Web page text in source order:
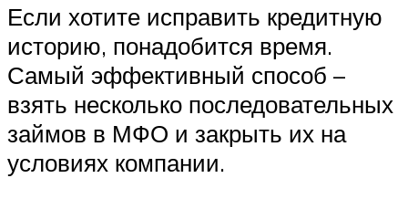
Если хотите исправить кредитную
историю, понадобится время.
Самый эффективный способ –
взять несколько последовательных
займов в МФО и закрыть их на
условиях компании.